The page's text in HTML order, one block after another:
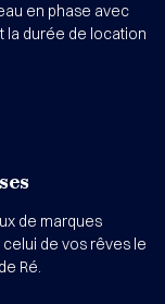
en phase avec
la durée de location
de marques
de vos rêves le
Ré.